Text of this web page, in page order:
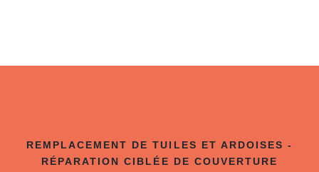
REMPLACEMENT DE TUILES ET ARDOISES -
RÉPARATION CIBLÉE DE COUVERTURE